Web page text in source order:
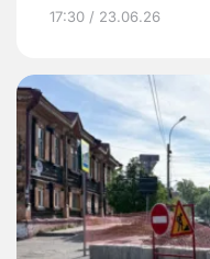
17:30 / 23.06.26